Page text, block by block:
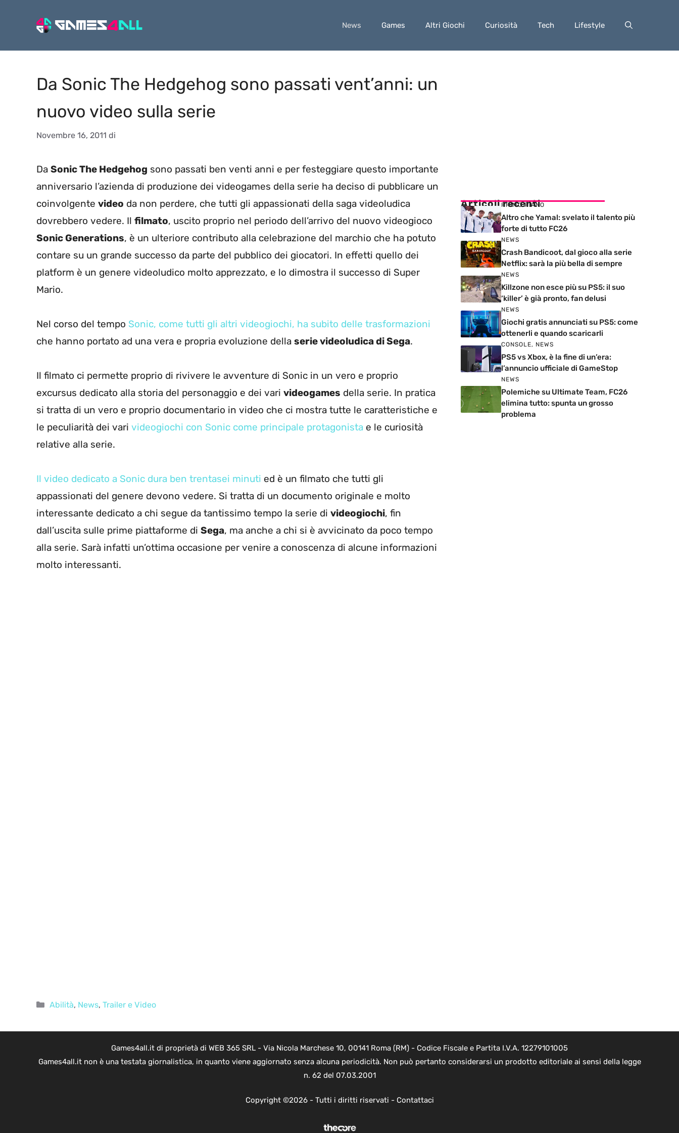
News Games Altri Giochi Curiosità Tech Lifestyle
Da Sonic The Hedgehog sono passati vent’anni: un
nuovo video sulla serie
Novembre 16, 2011 di
Da Sonic The Hedgehog sono passati ben venti anni e per festeggiare questo importante
anniversario l’azienda di produzione dei videogames della serie ha deciso di pubblicare un
coinvolgente video da non perdere, che tutti gli appassionati della saga videoludica
dovrebbero vedere. Il filmato, uscito proprio nel periodo dell’arrivo del nuovo videogioco
Sonic Generations, è un ulteriore contributo alla celebrazione del marchio che ha potuto
contare su un grande successo da parte del pubblico dei giocatori. In effetti quello dei
platform è un genere videoludico molto apprezzato, e lo dimostra il successo di Super
Mario.
Nel corso del tempo Sonic, come tutti gli altri videogiochi, ha subito delle trasformazioni
che hanno portato ad una vera e propria evoluzione della serie videoludica di Sega.
Il filmato ci permette proprio di rivivere le avventure di Sonic in un vero e proprio
excursus dedicato alla storia del personaggio e dei vari videogames della serie. In pratica
si tratta di un vero e proprio documentario in video che ci mostra tutte le caratteristiche e
le peculiarità dei vari videogiochi con Sonic come principale protagonista e le curiosità
relative alla serie.
Il video dedicato a Sonic dura ben trentasei minuti ed è un filmato che tutti gli
appassionati del genere devono vedere. Si tratta di un documento originale e molto
interessante dedicato a chi segue da tantissimo tempo la serie di videogiochi, fin
dall’uscita sulle prime piattaforme di Sega, ma anche a chi si è avvicinato da poco tempo
alla serie. Sarà infatti un’ottima occasione per venire a conoscenza di alcune informazioni
molto interessanti.
Categorie
Abilità, News, Trailer e Video
Articoli recenti
PRIMO PIANO
Altro che Yamal: svelato il talento più
forte di tutto FC26
NEWS
Crash Bandicoot, dal gioco alla serie
Netflix: sarà la più bella di sempre
NEWS
Killzone non esce più su PS5: il suo
‘killer’ è già pronto, fan delusi
NEWS
Giochi gratis annunciati su PS5: come
ottenerli e quando scaricarli
CONSOLE, NEWS
PS5 vs Xbox, è la fine di un’era:
l’annuncio ufficiale di GameStop
NEWS
Polemiche su Ultimate Team, FC26
elimina tutto: spunta un grosso
problema
Games4all.it di proprietà di WEB 365 SRL - Via Nicola Marchese 10, 00141 Roma (RM) - Codice Fiscale e Partita I.V.A. 12279101005
Games4all.it non è una testata giornalistica, in quanto viene aggiornato senza alcuna periodicità. Non può pertanto considerarsi un prodotto editoriale ai sensi della legge
n. 62 del 07.03.2001
Copyright ©2026 - Tutti i diritti riservati - Contattaci